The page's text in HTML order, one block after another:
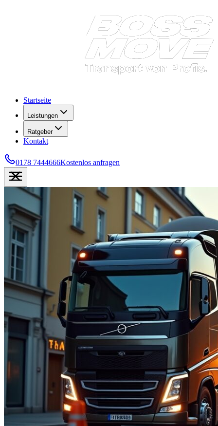
Startseite
Leistungen
Ratgeber
Kontakt
0178 7444666Kostenlos anfragen